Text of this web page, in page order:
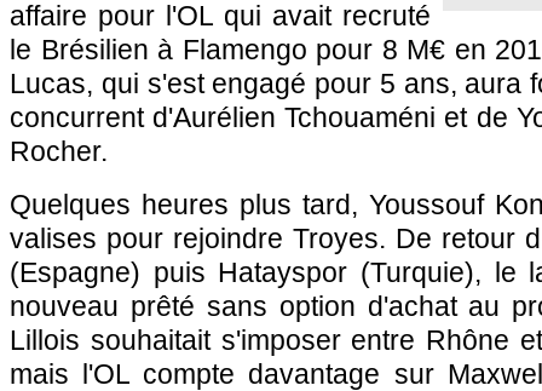
affaire pour l'OL qui avait recruté
le Brésilien à Flamengo pour 8 M€ en
Lucas, qui s'est engagé pour 5 ans, aura
concurrent d'Aurélien Tchouaméni et de
Rocher.
Quelques heures plus tard, Youssouf
valises pour rejoindre Troyes. De retour
(Espagne) puis Hatayspor (Turquie), le
nouveau prêté sans option d'achat au
Lillois souhaitait s'imposer entre Rhône
mais l'OL compte davantage sur